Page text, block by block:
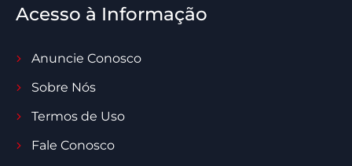
Acesso à Informação
Anuncie Conosco
Sobre Nós
Termos de Uso
Fale Conosco